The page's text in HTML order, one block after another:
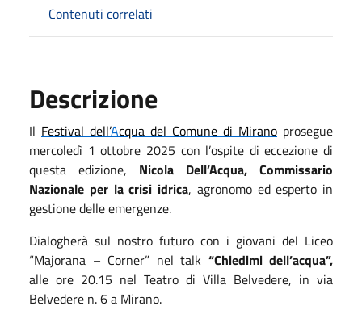
Contenuti correlati
Descrizione
Il Festival dell’Acqua del Comune di Mirano prosegue
mercoledì 1 ottobre 2025 con l’ospite di eccezione di
questa edizione, Nicola Dell’Acqua, Commissario
Nazionale per la crisi idrica, agronomo ed esperto in
gestione delle emergenze.
Dialogherà sul nostro futuro con i giovani del Liceo
“Majorana – Corner” nel talk “Chiedimi dell’acqua”,
alle ore 20.15 nel Teatro di Villa Belvedere, in via
Belvedere n. 6 a Mirano.